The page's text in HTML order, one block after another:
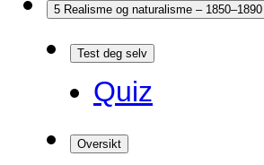
5 Realisme og naturalisme – 1850–1890
Test deg selv
Quiz
Oversikt